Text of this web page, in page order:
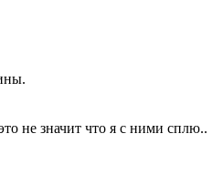
не значит что я с ними сплю..